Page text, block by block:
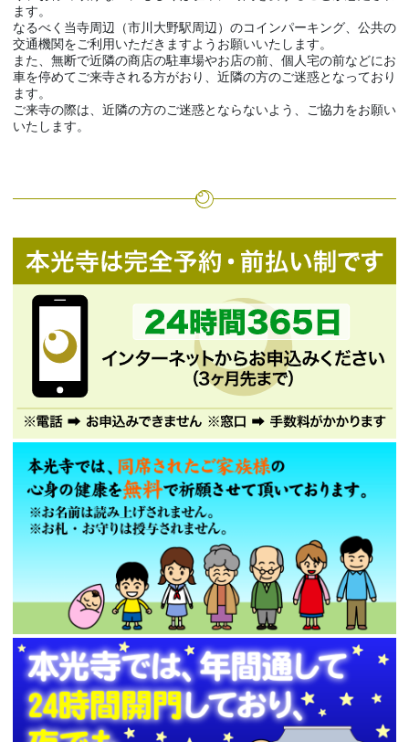
ます。
なるべく当寺周辺（市川大野駅周辺）のコインパーキング、公共の
交通機関をご利用いただきますようお願いいたします。
また、無断で近隣の商店の駐車場やお店の前、個人宅の前などにお
車を停めてご来寺される方がおり、近隣の方のご迷惑となっており
ます。
ご来寺の際は、近隣の方のご迷惑とならないよう、ご協力をお願い
いたします。